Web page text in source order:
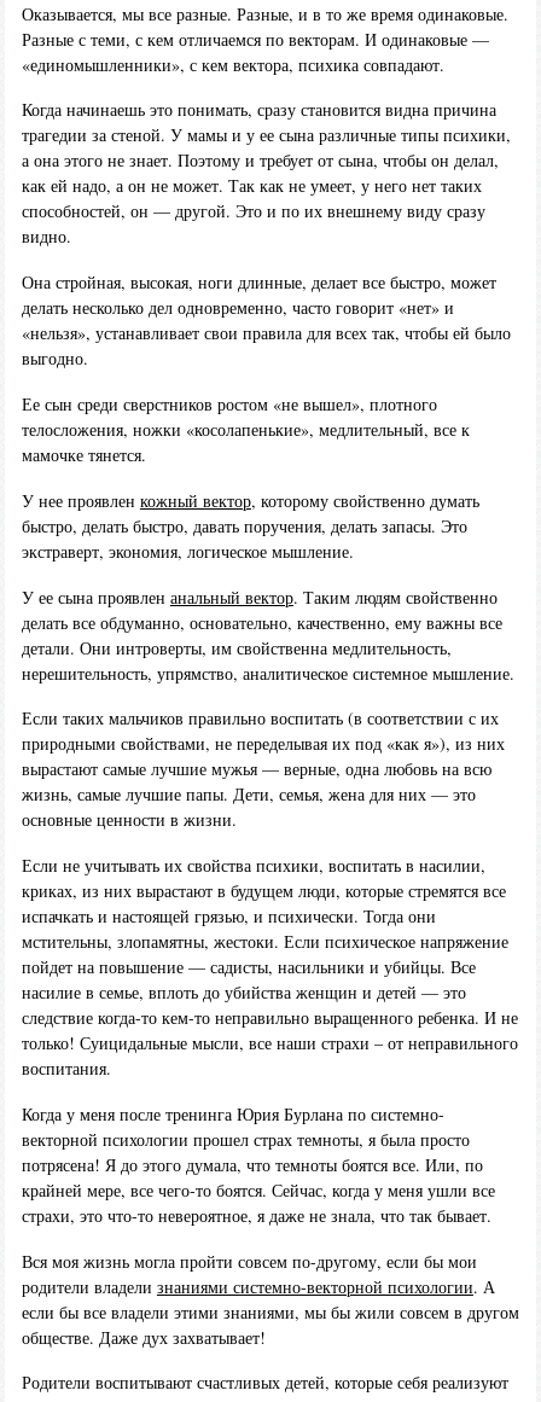
Оказывается, мы все разные. Разные, и в то же время одинаковые.
Разные с теми, с кем отличаемся по векторам. И одинаковые —
«единомышленники», с кем вектора, психика совпадают.
Когда начинаешь это понимать, сразу становится видна причина
трагедии за стеной. У мамы и у ее сына различные типы психики,
а она этого не знает. Поэтому и требует от сына, чтобы он делал,
как ей надо, а он не может. Так как не умеет, у него нет таких
способностей, он — другой. Это и по их внешнему виду сразу
видно.
Она стройная, высокая, ноги длинные, делает все быстро, может
делать несколько дел одновременно, часто говорит «нет» и
«нельзя», устанавливает свои правила для всех так, чтобы ей было
выгодно.
Ее сын среди сверстников ростом «не вышел», плотного
телосложения, ножки «косолапенькие», медлительный, все к
мамочке тянется.
У нее проявлен кожный вектор, которому свойственно думать
быстро, делать быстро, давать поручения, делать запасы. Это
экстраверт, экономия, логическое мышление.
У ее сына проявлен анальный вектор. Таким людям свойственно
делать все обдуманно, основательно, качественно, ему важны все
детали. Они интроверты, им свойственна медлительность,
нерешительность, упрямство, аналитическое системное мышление.
Если таких мальчиков правильно воспитать (в соответствии с их
природными свойствами, не переделывая их под «как я»), из них
вырастают самые лучшие мужья — верные, одна любовь на всю
жизнь, самые лучшие папы. Дети, семья, жена для них — это
основные ценности в жизни.
Если не учитывать их свойства психики, воспитать в насилии,
криках, из них вырастают в будущем люди, которые стремятся все
испачкать и настоящей грязью, и психически. Тогда они
мстительны, злопамятны, жестоки. Если психическое напряжение
пойдет на повышение — садисты, насильники и убийцы. Все
насилие в семье, вплоть до убийства женщин и детей — это
следствие когда-то кем-то неправильно выращенного ребенка. И не
только! Суицидальные мысли, все наши страхи – от неправильного
воспитания.
Когда у меня после тренинга Юрия Бурлана по системно-
векторной психологии прошел страх темноты, я была просто
потрясена! Я до этого думала, что темноты боятся все. Или, по
крайней мере, все чего-то боятся. Сейчас, когда у меня ушли все
страхи, это что-то невероятное, я даже не знала, что так бывает.
Вся моя жизнь могла пройти совсем по-другому, если бы мои
родители владели знаниями системно-векторной психологии. А
если бы все владели этими знаниями, мы бы жили совсем в другом
обществе. Даже дух захватывает!
Родители воспитывают счастливых детей, которые себя реализуют